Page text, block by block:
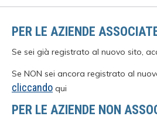
PER LE AZIENDE
Se sei già registrato al nuovo sito,
Se NON sei ancora registrato al
cliccando qui
PER LE AZIENDE NON